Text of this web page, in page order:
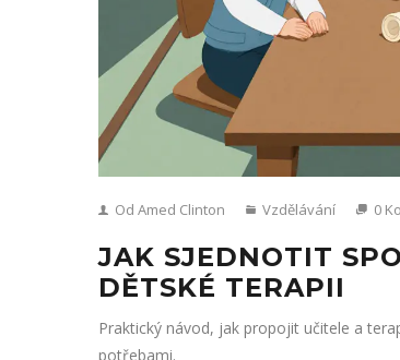
Od Amed Clinton Vzdělávání 0
JAK SJEDNOTIT
DĚTSKÉ TERAPII
Praktický návod, jak propojit učitele a
potřebami.